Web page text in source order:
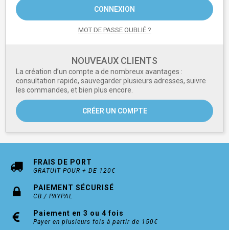
CONNEXION
MOT DE PASSE OUBLIÉ ?
NOUVEAUX CLIENTS
La création d’un compte a de nombreux avantages :
consultation rapide, sauvegarder plusieurs adresses, suivre
les commandes, et bien plus encore.
CRÉER UN COMPTE
FRAIS DE PORT
GRATUIT POUR + DE 120€
PAIEMENT SÉCURISÉ
CB / PAYPAL
Paiement en 3 ou 4 fois
Payer en plusieurs fois à partir de 150€